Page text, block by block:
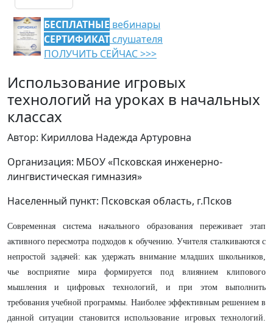
БЕСПЛАТНЫЕ вебинары
СЕРТИФИКАТ слушателя
ПОЛУЧИТЬ СЕЙЧАС >>>
Использование игровых
технологий на уроках в начальных
классах
Автор: Кириллова Надежда Артуровна
Организация: МБОУ «Псковская инженерно-
лингвистическая гимназия»
Населенный пункт: Псковская область, г.Псков
Современная система начального образования переживает этап
активного пересмотра подходов к обучению. Учителя сталкиваются с
непростой задачей: как удержать внимание младших школьников,
чье восприятие мира формируется под влиянием клипового
мышления и цифровых технологий, и при этом выполнить
требования учебной программы. Наиболее эффективным решением в
данной ситуации становится использование игровых технологий.